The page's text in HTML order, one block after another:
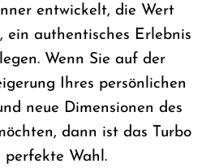
entwickelt, die Wert
authentisches Erlebnis
Wenn Sie auf der
Ihres persönlichen
neue Dimensionen des
dann ist das Turbo
perfekte Wahl.